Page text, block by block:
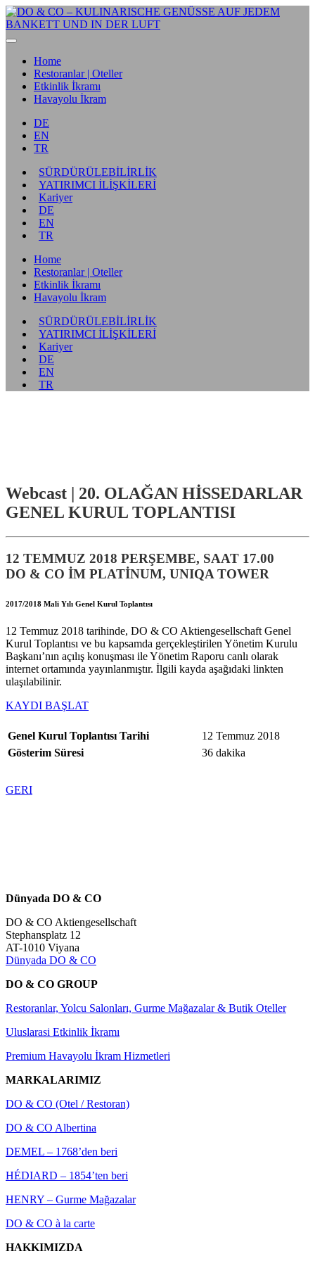
Home
Restoranlar | Oteller
Etkinlik İkramı
Havayolu İkram
DE
EN
TR
SÜRDÜRÜLEBİLİRLİK
YATIRIMCI İLİŞKİLERİ
Kariyer
DE
EN
TR
Home
Restoranlar | Oteller
Etkinlik İkramı
Havayolu İkram
SÜRDÜRÜLEBİLİRLİK
YATIRIMCI İLİŞKİLERİ
Kariyer
DE
EN
TR
Webcast | 20. OLAĞAN HİSSEDARLAR
GENEL KURUL TOPLANTISI
12 TEMMUZ 2018 PERŞEMBE, SAAT 17.00
DO & CO İM PLATİNUM, UNIQA TOWER
2017/2018 Mali Yılı Genel Kurul Toplantısı
12 Temmuz 2018 tarihinde, DO & CO Aktiengesellschaft Genel
Kurul Toplantısı ve bu kapsamda gerçekleştirilen Yönetim Kurulu
Başkanı’nın açılış konuşması ile Yönetim Raporu canlı olarak
internet ortamında yayınlanmıştır. İlgili kayda aşağıdaki linkten
ulaşılabilinir.
KAYDI BAŞLAT
Genel Kurul Toplantısı Tarihi
12 Temmuz 2018
Gösterim Süresi
36 dakika
GERI
Dünyada DO & CO
DO & CO Aktiengesellschaft
Stephansplatz 12
AT-1010 Viyana
Dünyada DO & CO
DO & CO GROUP
Restoranlar, Yolcu Salonları, Gurme Mağazalar & Butik Oteller
Uluslarasi Etkinlik İkramı
Premium Havayolu İkram Hizmetleri
MARKALARIMIZ
DO & CO (Otel / Restoran)
DO & CO Albertina
DEMEL – 1768’den beri
HÉDIARD – 1854’ten beri
HENRY – Gurme Mağazalar
DO & CO à la carte
HAKKIMIZDA